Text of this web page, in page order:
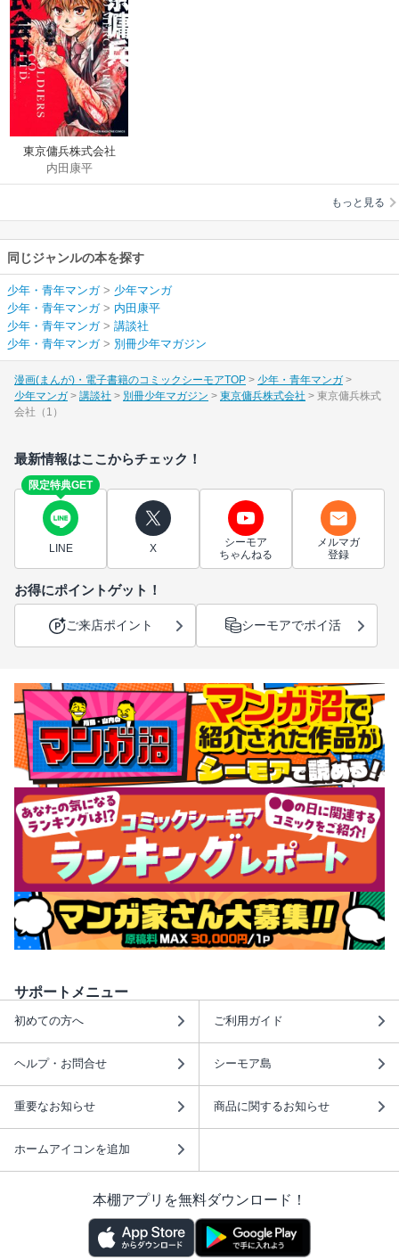
東京傭兵株式会社
内田康平
もっと見る
同じジャンルの本を探す
少年・青年マンガ> 少年マンガ
少年・青年マンガ> 内田康平
少年・青年マンガ> 講談社
少年・青年マンガ> 別冊少年マガジン
漫画(まんが)・電子書籍のコミックシーモアTOP
少年・青年マンガ
少年マンガ
講談社 別冊少年マガジン 東京傭兵株式会社
東京傭兵株式
会社（1）
最新情報はここからチェック！
限定特典GET
LINE X
シーモア
ちゃんねる
メルマガ
登録
お得にポイントゲット！
ご来店ポイント シーモアでポイ活
サポートメニュー
初めての方へ ご利用ガイド
ヘルプ・お問合せ シーモア島
重要なお知らせ 商品に関するお知らせ
ホームアイコンを追加
本棚アプリを無料ダウンロード！